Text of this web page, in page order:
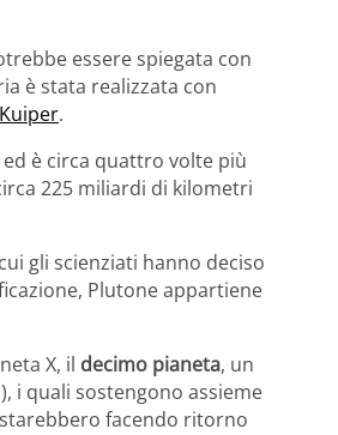
essere spiegata con
è stata realizzata con
.
ed è circa quattro volte più
225 miliardi di kilometri
gli scienziati hanno deciso
Plutone appartiene
X, il decimo pianeta, un
i quali sostengono assieme
facendo ritorno